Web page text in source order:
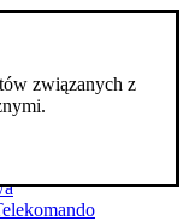
związanych z